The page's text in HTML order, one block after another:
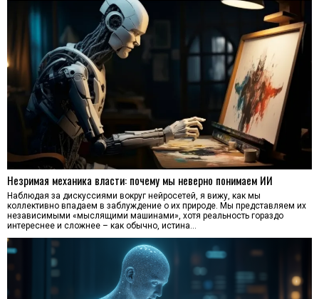
Незримая механика власти: почему мы неверно понимаем ИИ
Наблюдая за дискуссиями вокруг нейросетей, я вижу, как мы
коллективно впадаем в заблуждение о их природе. Мы представляем их
независимыми «мыслящими машинами», хотя реальность гораздо
интереснее и сложнее – как обычно, истина…